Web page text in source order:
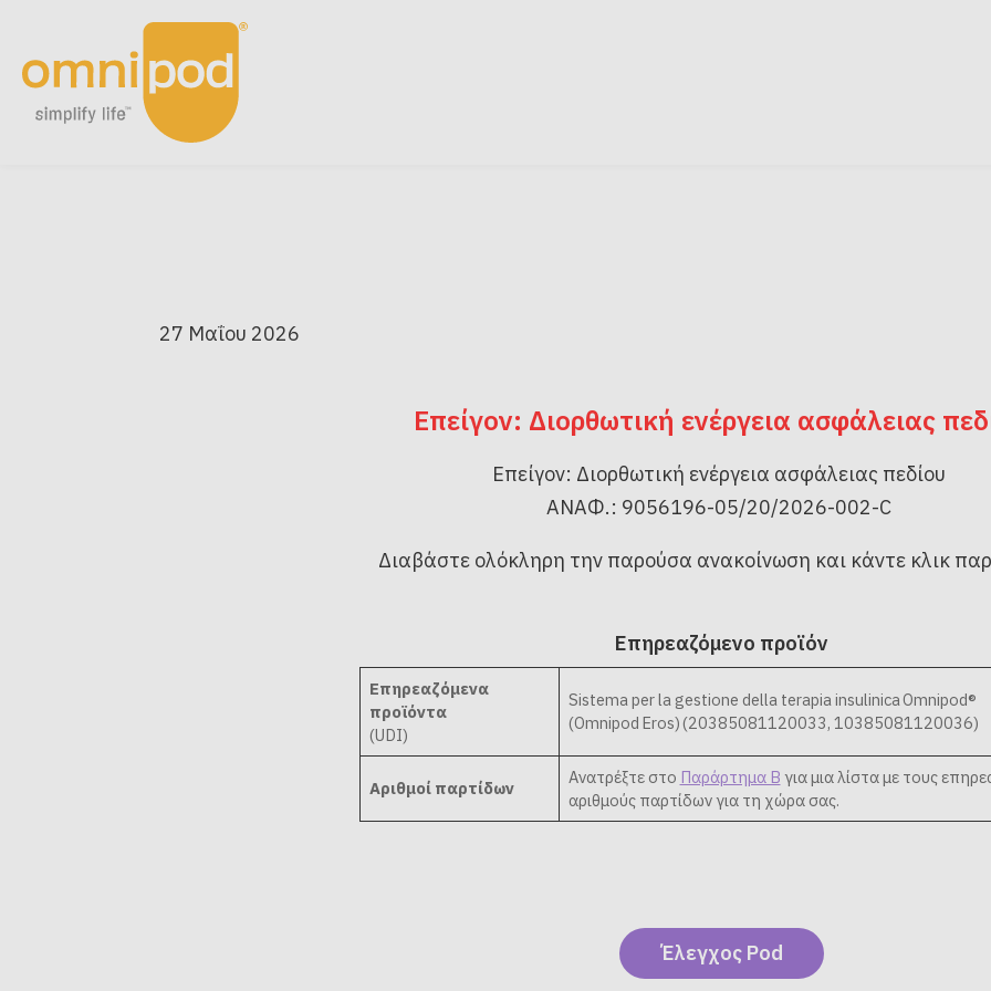
27 Μαΐου 2026
Επείγον: Διορθωτική ενέργεια ασφάλειας
Επείγον: Διορθωτική ενέργεια ασφάλειας πεδίου
ΑΝΑΦ.: 9056196-05/20/2026-002-C
Διαβάστε ολόκληρη την παρούσα ανακοίνωση και κάντε κλικ
Επηρεαζόμενο προϊόν
Επηρεαζόμενα
προϊόντα
(UDI)
Sistema per la gestione della terapia insulinica Omnipod®
(Omnipod Eros) (20385081120033, 10385081120036)
Αριθμοί παρτίδων
Ανατρέξτε στο Παράρτημα Β για μια λίστα με τους
αριθμούς παρτίδων για τη χώρα σας.
Έλεγχος Pod